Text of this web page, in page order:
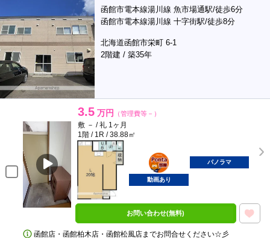
函館市電本線湯川線 魚市場通駅/徒歩6分
函館市電本線湯川線 十字街駅/徒歩8分
北海道函館市栄町 6-1
2階建 / 築35年
3.5 万円 （管理費等－）
敷 － / 礼 1ヶ月
1階 / 1R / 38.88㎡
ポンタ
部屋
パノラマ
動画あり
お問い合わせ(無料)
函館店・函館柏木店・函館松風店までお問合せください☆彡